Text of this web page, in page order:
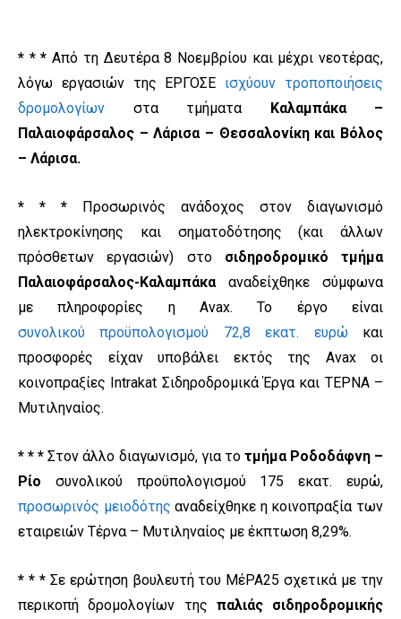
* * * Από τη Δευτέρα 8 Νοεμβρίου και μέχρι νεοτέρας,
λόγω εργασιών της ΕΡΓΟΣΕ ισχύουν τροποποιήσεις
δρομολογίων στα τμήματα
Καλαμπάκα –
Παλαιοφάρσαλος – Λάρισα – Θεσσαλονίκη και Βόλος
– Λάρισα.
* * * Προσωρινός ανάδοχος στον διαγωνισμό
ηλεκτροκίνησης και σηματοδότησης (και άλλων
πρόσθετων εργασιών) στο σιδηροδρομικό τμήμα
Παλαιοφάρσαλος-Καλαμπάκααναδείχθηκε σύμφωνα
με πληροφορίες η Avax. Το έργο είναι
συνολικού προϋπολογισμού 72,8 εκατ. ευρώ και
προσφορές είχαν υποβάλει εκτός της Avax οι
κοινοπραξίες Intrakat Σιδηροδρομικά Έργα και ΤΕΡΝΑ –
Μυτιληναίος.
* * * Στον άλλο διαγωνισμό, για το τμήμα Ροδοδάφνη –
Ρίο συνολικού προϋπολογισμού 175 εκατ. ευρώ,
προσωρινός μειοδότης αναδείχθηκε η κοινοπραξία των
εταιρειών Τέρνα – Μυτιληναίος με έκπτωση 8,29%.
* * *Σε ερώτηση βουλευτή του ΜέΡΑ25 σχετικά με την
περικοπή δρομολογίων της παλιάς σιδηροδρομικής